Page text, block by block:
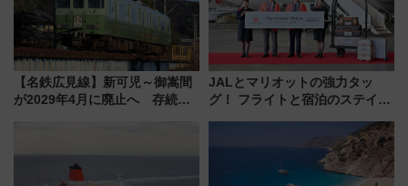
【名鉄広見線】新可児～御嵩間
が2029年4月に廃止へ 存続協
JALとマリオットの強力タッ
グ！ フライトと宿泊のステイタ
上級会員資格を効率よく獲得す
る方法を解説